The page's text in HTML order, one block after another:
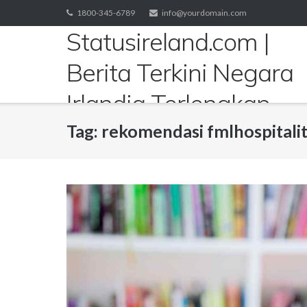
to
1800-345-6789 info@yourdomain.com
Statusireland.com |
Berita Terkini Negara
Irlandia Terlengkap
Tag: rekomendasi